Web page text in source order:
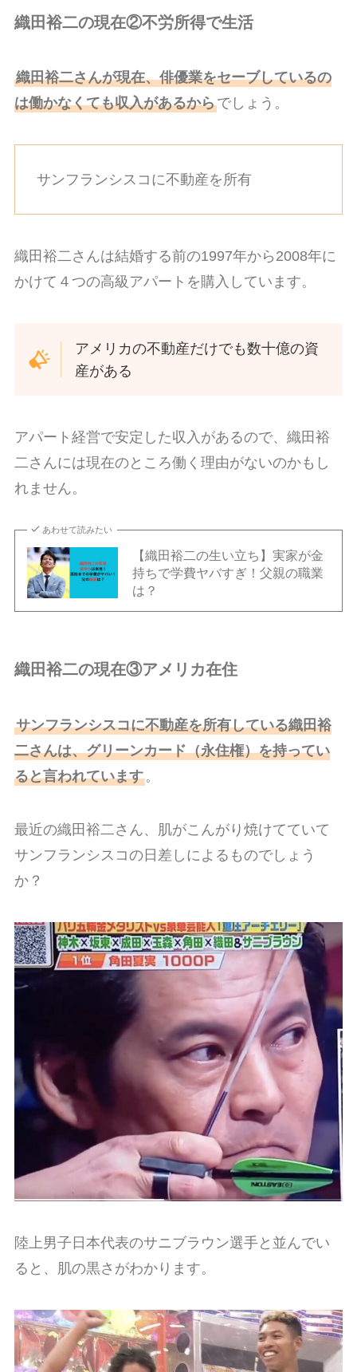
織田裕二の現在②不労所得で生活
織田裕二さんが現在、俳優業をセーブしているの
は働かなくても収入があるからでしょう。
サンフランシスコに不動産を所有
織田裕二さんは結婚する前の1997年から2008年に
かけて４つの高級アパートを購入しています。
アメリカの不動産だけでも数十億の資
産がある
アパート経営で安定した収入があるので、織田裕
二さんには現在のところ働く理由がないのかもし
れません。
あわせて読みたい
【織田裕二の生い立ち】実家が金
持ちで学費ヤバすぎ！父親の職業
は？
織田裕二の現在③アメリカ在住
サンフランシスコに不動産を所有している織田裕
二さんは、グリーンカード（永住権）を持ってい
ると言われています。
最近の織田裕二さん、肌がこんがり焼けてていて
サンフランシスコの日差しによるものでしょう
か？
陸上男子日本代表のサニブラウン選手と並んでい
ると、肌の黒さがわかります。